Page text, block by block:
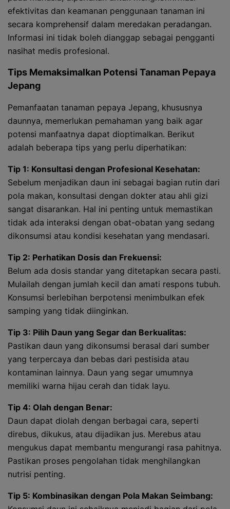
efektivitas dan keamanan penggunaan tanaman ini
secara komprehensif dalam meredakan peradangan.
Informasi ini tidak boleh dianggap sebagai pengganti
nasihat medis profesional.
Tips Memaksimalkan Potensi Tanaman Pepaya
Jepang
Pemanfaatan tanaman pepaya Jepang, khususnya
daunnya, memerlukan pemahaman yang baik agar
potensi manfaatnya dapat dioptimalkan. Berikut
adalah beberapa tips yang perlu diperhatikan:
Tip 1: Konsultasi dengan Profesional Kesehatan:
Sebelum menjadikan daun ini sebagai bagian rutin dari
pola makan, konsultasi dengan dokter atau ahli gizi
sangat disarankan. Hal ini penting untuk memastikan
tidak ada interaksi dengan obat-obatan yang sedang
dikonsumsi atau kondisi kesehatan yang mendasari.
Tip 2: Perhatikan Dosis dan Frekuensi:
Belum ada dosis standar yang ditetapkan secara pasti.
Mulailah dengan jumlah kecil dan amati respons tubuh.
Konsumsi berlebihan berpotensi menimbulkan efek
samping yang tidak diinginkan.
Tip 3: Pilih Daun yang Segar dan Berkualitas:
Pastikan daun yang dikonsumsi berasal dari sumber
yang terpercaya dan bebas dari pestisida atau
kontaminan lainnya. Daun yang segar umumnya
memiliki warna hijau cerah dan tidak layu.
Tip 4: Olah dengan Benar:
Daun dapat diolah dengan berbagai cara, seperti
direbus, dikukus, atau dijadikan jus. Merebus atau
mengukus dapat membantu mengurangi rasa pahitnya.
Pastikan proses pengolahan tidak menghilangkan
nutrisi penting.
Tip 5: Kombinasikan dengan Pola Makan Seimbang: